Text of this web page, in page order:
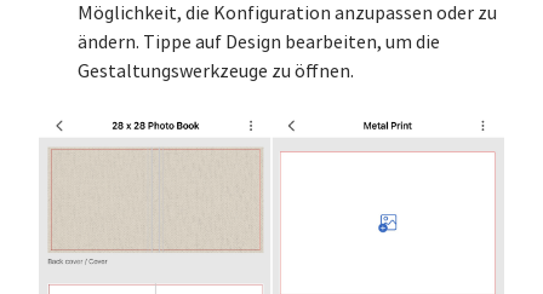
Möglichkeit, die Konfiguration anzupassen oder zu
ändern. Tippe auf Design bearbeiten, um die
Gestaltungswerkzeuge zu öffnen.